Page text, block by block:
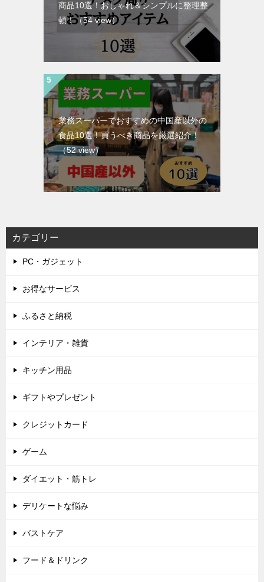
商品10選！おしゃれ＆シンプルに整理整
頓！（54 view）
業務スーパーでおすすめの中国産以外の
食品10選！買うべき商品を厳選紹介！
（52 view）
カテゴリー
PC・ガジェット
お得なサービス
ふるさと納税
インテリア・雑貨
キッチン用品
ギフトやプレゼント
クレジットカード
ゲーム
ダイエット・筋トレ
デリケートな悩み
バストケア
フード＆ドリンク